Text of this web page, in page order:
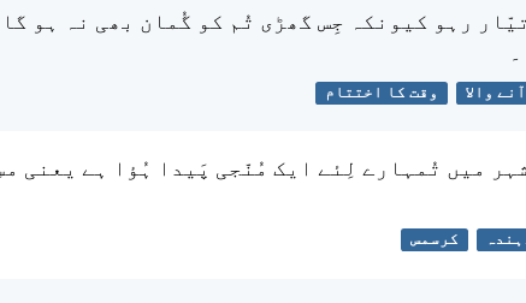
رہو کیونکہ جِس گھڑی تُم کو گُمان بھی نہ ہو
والا وقت کا اختتام
میں تُمہارے لِئے ایک مُنّجی پَیدا ہُؤا ہے یعنی
کرسمس